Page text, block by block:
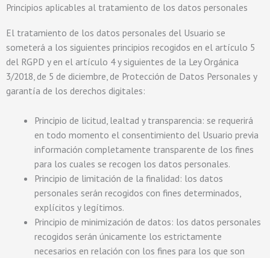
Principios aplicables al tratamiento de los datos personales
El tratamiento de los datos personales del Usuario se
someterá a los siguientes principios recogidos en el artículo 5
del RGPD y en el artículo 4 y siguientes de la Ley Orgánica
3/2018, de 5 de diciembre, de Protección de Datos Personales y
garantía de los derechos digitales:
Principio de licitud, lealtad y transparencia: se requerirá
en todo momento el consentimiento del Usuario previa
información completamente transparente de los fines
para los cuales se recogen los datos personales.
Principio de limitación de la finalidad: los datos
personales serán recogidos con fines determinados,
explícitos y legítimos.
Principio de minimización de datos: los datos personales
recogidos serán únicamente los estrictamente
necesarios en relación con los fines para los que son